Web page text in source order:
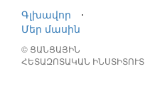
Գլխավոր
⋅
Մեր մասին
© ՑԱՆՑԱՅԻՆ
ՀԵՏԱԶՈՏԱԿԱՆ ԻՆՍՏԻՏՈՒՏ